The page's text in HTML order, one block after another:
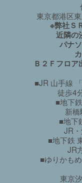
東京都港区
※弊社Ｓ
近隣の
パナ
Ｂ２Ｆフロア
■JR 山手線
徒歩4
■地下
新
■地下
JR
■地下鉄
JR
■ゆりかも
東京